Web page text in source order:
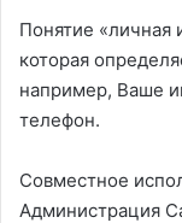
Понятие
которая
например, Ваше
телефон.
Совместное
Администрация